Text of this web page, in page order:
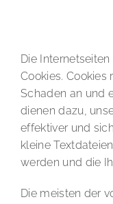
Die
Cookies. Cookies
Schaden an und
dienen dazu,
effektiver und
kleine
werden und die
Die meisten der